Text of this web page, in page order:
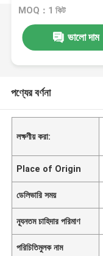
MOQ：1 কিট
ভালো দাম
পণ্যের বর্ণনা
লক্ষণীয় করা:
Place of Origin
ডেলিভারি সময়
ন্যূনতম চাহিদার পরিমাণ
পরিচিতিমুলক নাম